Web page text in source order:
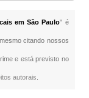
em São Paulo" é
citando nossos
e está previsto no
autorais